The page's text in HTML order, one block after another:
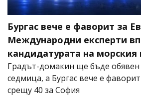
Бургас вече е фаворит за
Международни експерти
кандидатурата на морския
Градът-домакин ще бъде
седмица, а Бургас вече е
срещу 40 за София